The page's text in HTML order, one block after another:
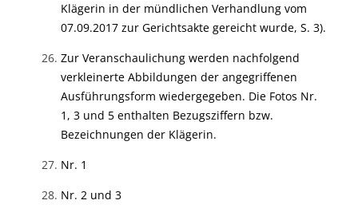
Klägerin in der mündlichen Verhandlung vom
07.09.2017 zur Gerichtsakte gereicht wurde, S. 3).
Zur Veranschaulichung werden nachfolgend
verkleinerte Abbildungen der angegriffenen
Ausführungsform wiedergegeben. Die Fotos Nr.
1, 3 und 5 enthalten Bezugsziffern bzw.
Bezeichnungen der Klägerin.
Nr. 1
Nr. 2 und 3